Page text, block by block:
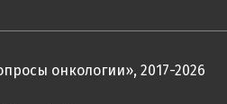
онкологии», 2017-2026